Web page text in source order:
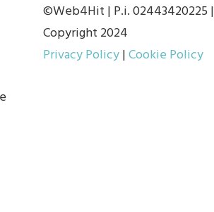
©Web4Hit | P.i. 02443420225 |
Copyright 2024
Privacy Policy|Cookie Policy